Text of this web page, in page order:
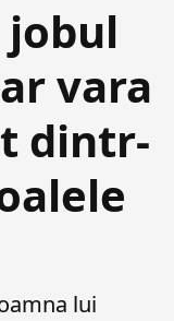
jobul
vara
dintr-
lui